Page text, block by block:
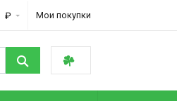
₽ Мои покупки